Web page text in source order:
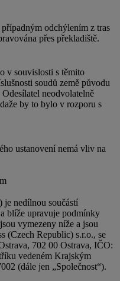
odchýlením z tras
přes překladiště.
v souvislosti s těmito
soudů země původu
neodvolatelně
by to bylo v rozporu s
ustanovení nemá vliv na
je nedílnou součástí
blíže upravuje podmínky
vymezeny níže a jsou
(Czech Republic) s.r.o., se
702 00 Ostrava, IČO:
vedeném Krajským
(dále jen „Společnost“).